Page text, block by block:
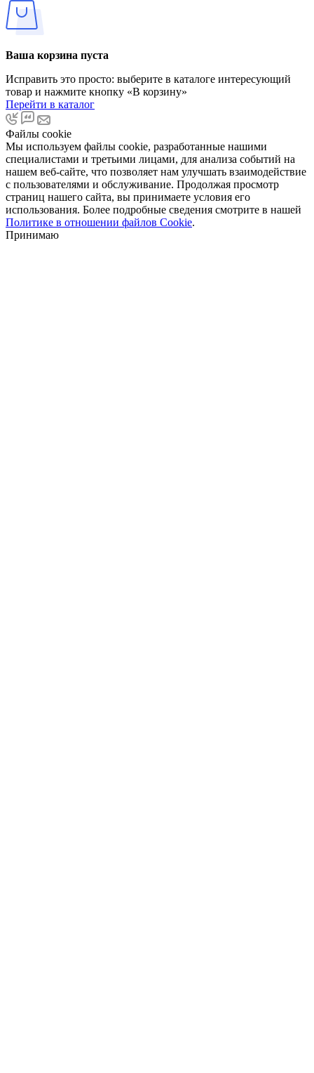
Ваша корзина пуста
Исправить это просто: выберите в каталоге интересующий
товар и нажмите кнопку «В корзину»
Перейти в каталог
Файлы cookie
Мы используем файлы cookie, разработанные нашими
специалистами и третьими лицами, для анализа событий на
нашем веб-сайте, что позволяет нам улучшать взаимодействие
с пользователями и обслуживание. Продолжая просмотр
страниц нашего сайта, вы принимаете условия его
использования. Более подробные сведения смотрите в нашей
Политике в отношении файлов Cookie.
Принимаю